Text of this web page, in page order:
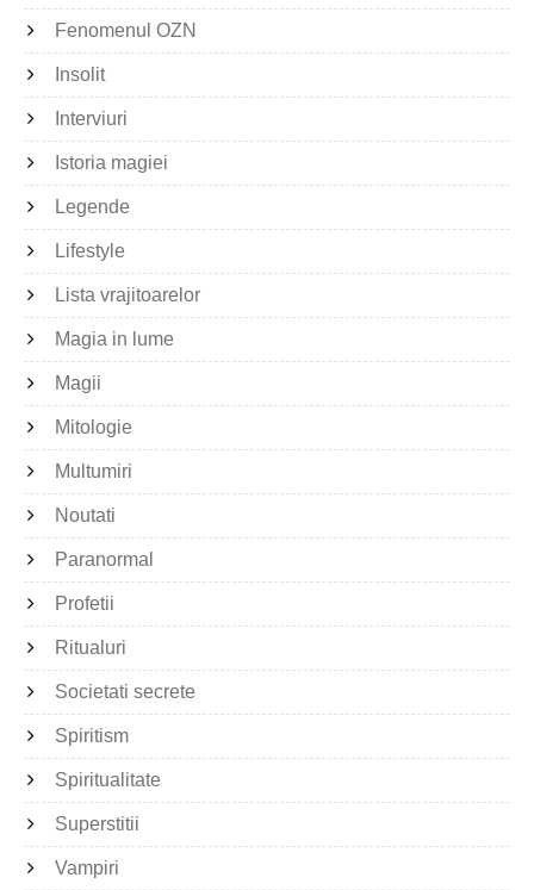
Fenomenul OZN
Insolit
Interviuri
Istoria magiei
Legende
Lifestyle
Lista vrajitoarelor
Magia in lume
Magii
Mitologie
Multumiri
Noutati
Paranormal
Profetii
Ritualuri
Societati secrete
Spiritism
Spiritualitate
Superstitii
Vampiri